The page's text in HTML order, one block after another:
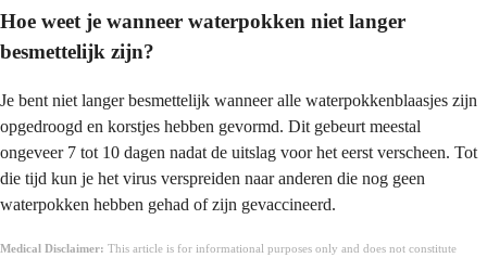
Hoe weet je wanneer waterpokken niet langer
besmettelijk zijn?
Je bent niet langer besmettelijk wanneer alle waterpokkenblaasjes zijn
opgedroogd en korstjes hebben gevormd. Dit gebeurt meestal
ongeveer 7 tot 10 dagen nadat de uitslag voor het eerst verscheen. Tot
die tijd kun je het virus verspreiden naar anderen die nog geen
waterpokken hebben gehad of zijn gevaccineerd.
Medical Disclaimer: This article is for informational purposes only and does not constitute